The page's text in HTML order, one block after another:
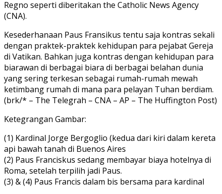
Regno seperti diberitakan the Catholic News Agency
(CNA).
Kesederhanaan Paus Fransikus tentu saja kontras sekali
dengan praktek-praktek kehidupan para pejabat Gereja
di Vatikan. Bahkan juga kontras dengan kehidupan para
biarawan di berbagai biara di berbagai belahan dunia
yang sering terkesan sebagai rumah-rumah mewah
ketimbang rumah di mana para pelayan Tuhan berdiam.
(brk/* – The Telegrah – CNA – AP – The Huffington Post)
Ketegrangan Gambar:
(1) Kardinal Jorge Bergoglio (kedua dari kiri dalam kereta
api bawah tanah di Buenos Aires
(2) Paus Franciskus sedang membayar biaya hotelnya di
Roma, setelah terpilih jadi Paus.
(3) & (4) Paus Francis dalam bis bersama para kardinal